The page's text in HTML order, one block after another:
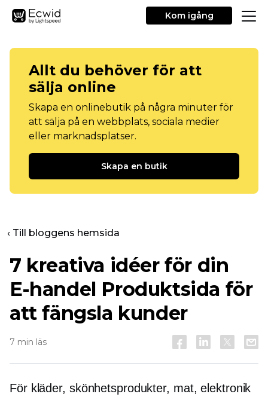
Kom igång
Allt du behöver för att
sälja online
Skapa en onlinebutik på några minuter för
att sälja på en webbplats, sociala medier
eller marknadsplatser.
Skapa en butik
‹ Till bloggens hemsida
7 kreativa idéer för din
E-handel Produktsida för
att fängsla kunder
7 min läs
För kläder, skönhetsprodukter, mat, elektronik